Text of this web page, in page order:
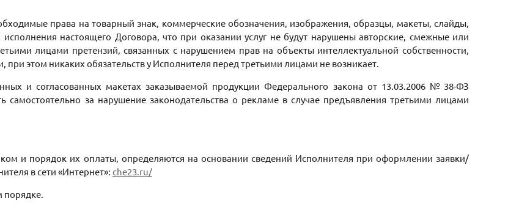
права на товарный знак, коммерческие обозначения, изображения, образцы, макеты, слайды,
настоящего Договора, что при оказании услуг не будут нарушены авторские, смежные или
лицами претензий, связанных с нарушением прав на объекты интеллектуальной собственности,
при этом никаких обязательств у Исполнителя перед третьими лицами не возникает.
и согласованных макетах заказываемой продукции Федерального закона от 13.03.2006 № 38-ФЗ
самостоятельно за нарушение законодательства о рекламе в случае предъявления третьими лицами
и порядок их оплаты, определяются на основании сведений Исполнителя при оформлении заявки/
в сети «Интернет»: che23.ru/
порядке.